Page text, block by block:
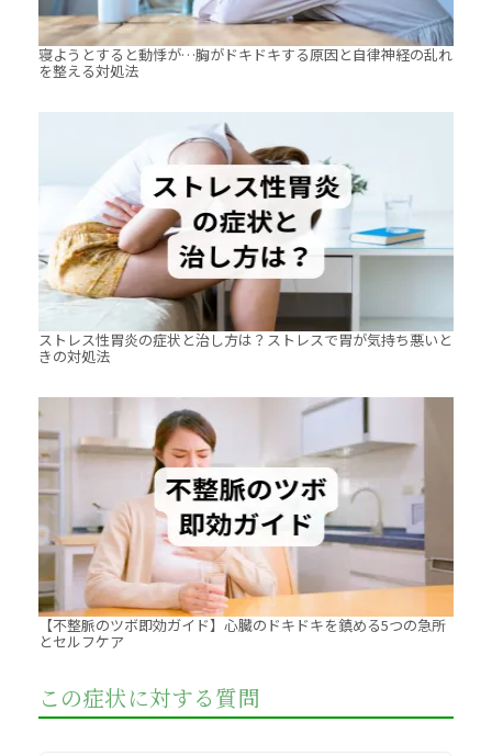
寝ようとすると動悸が…胸がドキドキする原因と自律神経の乱れ
を整える対処法
ストレス性胃炎の症状と治し方は？ストレスで胃が気持ち悪いと
きの対処法
【不整脈のツボ即効ガイド】心臓のドキドキを鎮める5つの急所
とセルフケア
この症状に対する質問